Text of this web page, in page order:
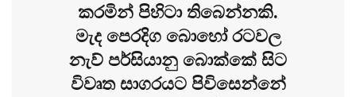
කරමින් පිහිටා තිබෙන්නකි.
මැද පෙරදිග බොහෝ රටවල
නැව් පර්සියානු බොක්කේ සිට
විවෘත සාගරයට පිවිසෙන්නේ